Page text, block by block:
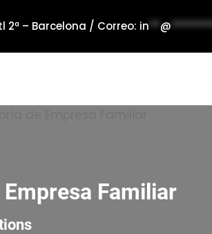
2ª – Barcelona / Correo: in**@
Familiar